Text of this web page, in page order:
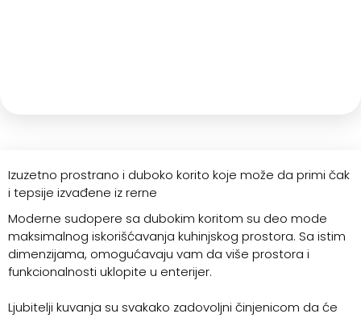
Izuzetno prostrano i duboko korito koje može da primi čak
i tepsije izvađene iz rerne
Moderne sudopere sa dubokim koritom su deo mode
maksimalnog iskorišćavanja kuhinjskog prostora. Sa istim
dimenzijama, omogućavaju vam da više prostora i
funkcionalnosti uklopite u enterijer.
Ljubitelji kuvanja su svakako zadovoljni činjenicom da će